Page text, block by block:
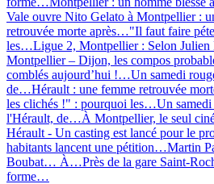
Vale ouvre Nito Gelato à Montpellier :
retrouvée morte après…"Il faut faire
les…Ligue 2, Montpellier : Selon
Montpellier – Dijon, les compos
comblés aujourd’hui !…Un samedi
de…Hérault : une femme retrouvée
les clichés !" : pourquoi les…Un samedi
l'Hérault, de…À Montpellier, le seul
Hérault - Un casting est lancé pour le
habitants lancent une pétition…Martin
Boubat… À…Près de la gare Saint-
forme…